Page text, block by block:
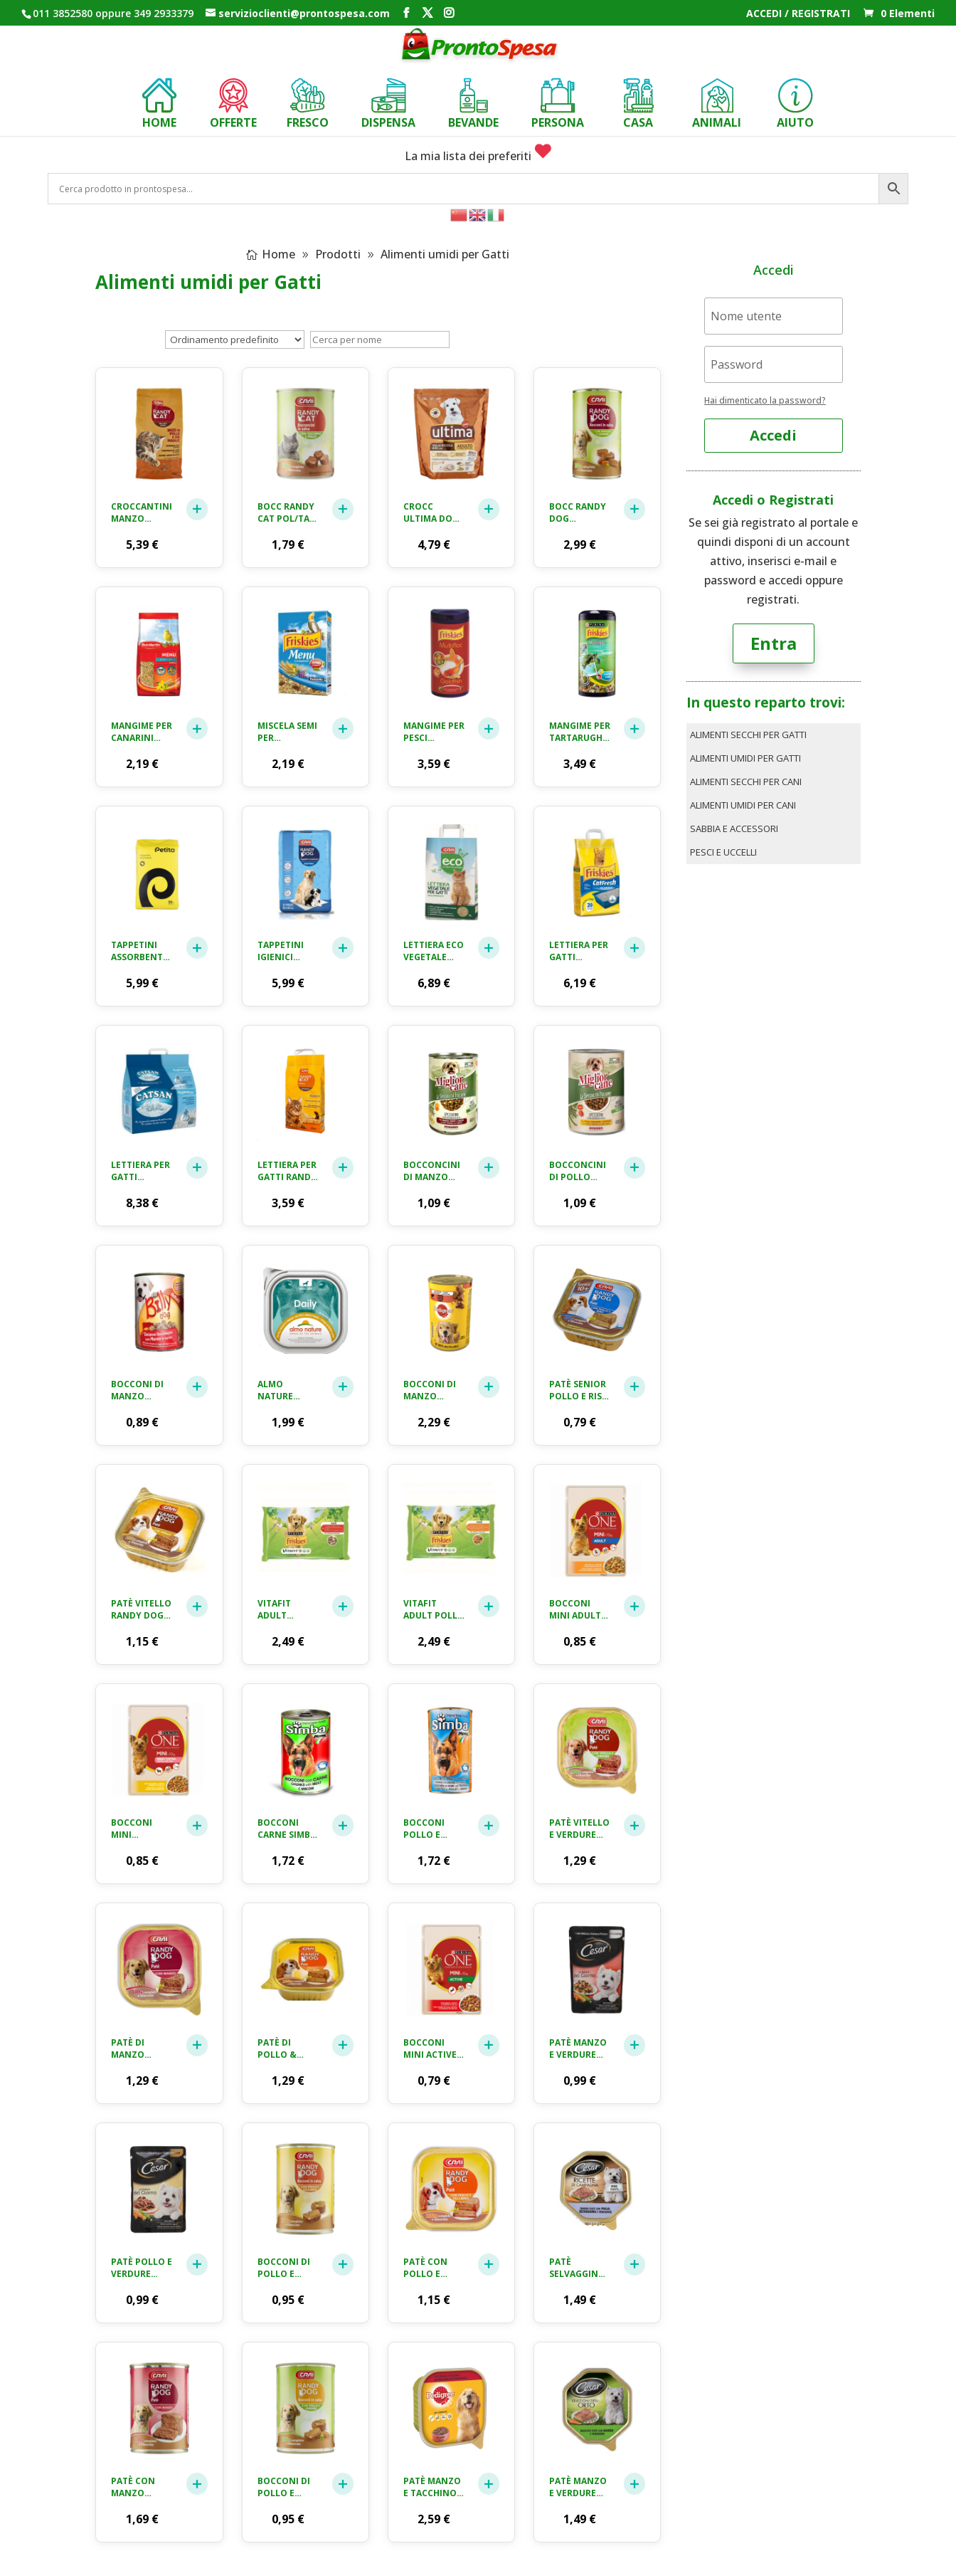
011 3852580 oppure 349 2933379 servizioclienti@prontospesa.com ACCEDI / REGISTRATI 0 Elementi
HOME OFFERTE FRESCO DISPENSA BEVANDE PERSONA CASA ANIMALI AIUTO
La mia lista dei preferiti
Home Prodotti Alimenti umidi per Gatti
Alimenti umidi per Gatti
CROCCANTINI
MANZO
KG. 45,39 €
BOCC RANDY
CAT POL/TAC
1,79 €
CROCC
ULTIMA DOG
800G4,79 €
BOCC RANDY
DOG
1200GR
2,99 €
MANGIME PER
CANARINI
GR. 400
2,19 €
MISCELA SEMI
PER
MENU
FRISKIES GR.
2,19 €
MANGIME PER
PESCI
FRISKIES GR.
3,59 €
MANGIME PER
TARTARUGHE
3,49 €
TAPPETINI
ASSORBENTI
60X60 PETITA
5,99 €
TAPPETINI
IGIENICI
CM.60 X90
5,99 €
LETTIERA ECO
VEGETALE
6,89 €
LETTIERA PER
GATTI
FRISKIES KG. 5
6,19 €
LETTIERA PER
GATTI
8,38 €
LETTIERA PER
GATTI RANDY
3,59 €
BOCCONCINI
DI MANZO
CAROTE
GR. 405
1,09 €
BOCCONCINI
DI POLLO
FAGIOLI
GR. 405
1,09 €
BOCCONI DI
MANZO
DOG GR. 415
0,89 €
ALMO
NATURE
VITELLO &
300
1,99 €
BOCCONI DI
MANZO
2,29 €
PATÈ SENIOR
POLLO E RISO
GR. 150
0,79 €
PATÈ VITELLO
RANDY DOG
1,15 €
VITAFIT
ADULT
PATATE
100 X 4
2,49 €
VITAFIT
ADULT POLLO
FRISKIES GR.
2,49 €
BOCCONI
MINI ADULT
CAROTE
PURINA ONE
0,85 €
BOCCONI
MINI
CAROTE
GR. 100
0,85 €
BOCCONI
CARNE SIMBA
1,72 €
BOCCONI
POLLO E
SIMBA KG.
1,72 €
PATÈ VITELLO
E VERDURE
GR. 300
1,29 €
PATÈ DI
MANZO
GR. 300
1,29 €
PATÈ DI
POLLO &
RANDY DOG
1,29 €
BOCCONI
MINI ACTIVE
PATATE
PURINA ONE
0,79 €
PATÈ MANZO
E VERDURE
0,99 €
PATÈ POLLO E
VERDURE
GR. 100
0,99 €
BOCCONI DI
POLLO E
RANDY DOG
0,95 €
PATÈ CON
POLLO E
RANDY DOG
1,15 €
PATÈ
SELVAGGINA
VERDURE
1,49 €
PATÈ CON
MANZO
GR. 400
1,69 €
BOCCONI DI
POLLO E
RANDY DOG
0,95 €
PATÈ MANZO
E TACCHINO
2,59 €
PATÈ MANZO
E VERDURE
1,49 €
Accedi
Hai dimenticato la password?
Accedi
Accedi o Registrati
Se sei già registrato al portale e
quindi disponi di un account
attivo, inserisci e-mail e
password e accedi oppure
registrati.
Entra
In questo reparto trovi:
ALIMENTI SECCHI PER GATTI
ALIMENTI UMIDI PER GATTI
ALIMENTI SECCHI PER CANI
ALIMENTI UMIDI PER CANI
SABBIA E ACCESSORI
PESCI E UCCELLI